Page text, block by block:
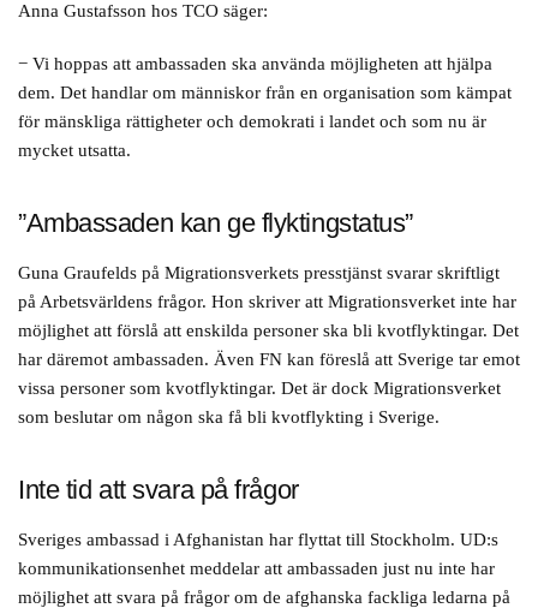
Anna Gustafsson hos TCO säger:
− Vi hoppas att ambassaden ska använda möjligheten att hjälpa
dem. Det handlar om människor från en organisation som kämpat
för mänskliga rättigheter och demokrati i landet och som nu är
mycket utsatta.
”Ambassaden kan ge flyktingstatus”
Guna Graufelds på Migrationsverkets presstjänst svarar skriftligt
på Arbetsvärldens frågor. Hon skriver att Migrationsverket inte har
möjlighet att förslå att enskilda personer ska bli kvotflyktingar. Det
har däremot ambassaden. Även FN kan föreslå att Sverige tar emot
vissa personer som kvotflyktingar. Det är dock Migrationsverket
som beslutar om någon ska få bli kvotflykting i Sverige.
Inte tid att svara på frågor
Sveriges ambassad i Afghanistan har flyttat till Stockholm. UD:s
kommunikationsenhet meddelar att ambassaden just nu inte har
möjlighet att svara på frågor om de afghanska fackliga ledarna på